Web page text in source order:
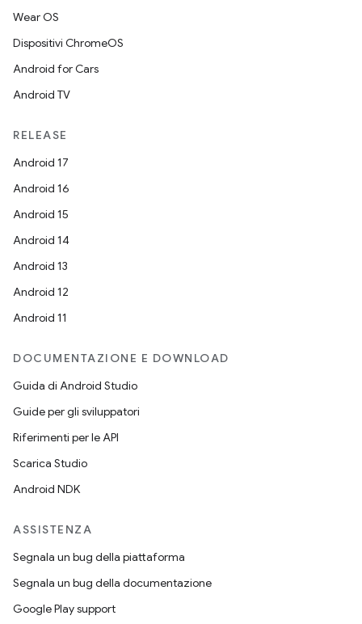
Wear OS
Dispositivi ChromeOS
Android for Cars
Android TV
RELEASE
Android 17
Android 16
Android 15
Android 14
Android 13
Android 12
Android 11
DOCUMENTAZIONE E DOWNLOAD
Guida di Android Studio
Guide per gli sviluppatori
Riferimenti per le API
Scarica Studio
Android NDK
ASSISTENZA
Segnala un bug della piattaforma
Segnala un bug della documentazione
Google Play support